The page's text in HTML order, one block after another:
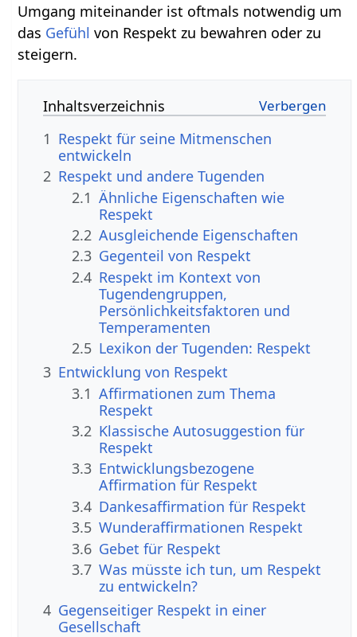
Umgang miteinander ist oftmals notwendig um
das Gefühl von Respekt zu bewahren oder zu
steigern.
Inhaltsverzeichnis
1 Respekt für seine Mitmenschen
entwickeln
2 Respekt und andere Tugenden
2.1 Ähnliche Eigenschaften wie
Respekt
2.2 Ausgleichende Eigenschaften
2.3 Gegenteil von Respekt
2.4 Respekt im Kontext von
Tugendengruppen,
Persönlichkeitsfaktoren und
Temperamenten
2.5 Lexikon der Tugenden: Respekt
3 Entwicklung von Respekt
3.1 Affirmationen zum Thema
Respekt
3.2 Klassische Autosuggestion für
Respekt
3.3 Entwicklungsbezogene
Affirmation für Respekt
3.4 Dankesaffirmation für Respekt
3.5 Wunderaffirmationen Respekt
3.6 Gebet für Respekt
3.7 Was müsste ich tun, um Respekt
zu entwickeln?
4 Gegenseitiger Respekt in einer
Gesellschaft